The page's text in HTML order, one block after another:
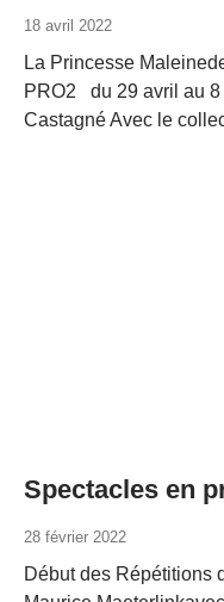
18 avril 2022
La Princesse
PRO2 du 29 avril au 8
Castagné Avec le
Spectacles en
28 février 2022
Début des Répétitions